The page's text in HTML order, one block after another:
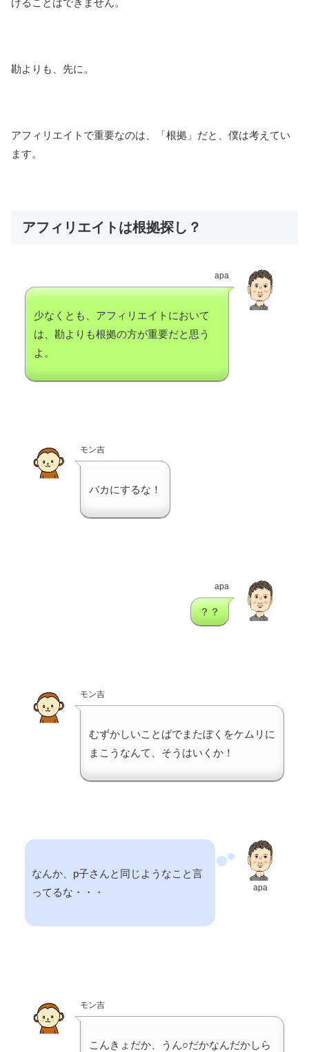
けることはできません。
勘よりも、先に。
アフィリエイトで重要なのは、「根拠」だと、僕は考えてい
ます。
アフィリエイトは根拠探し？
apa
少なくとも、アフィリエイトにおいて
は、勘よりも根拠の方が重要だと思う
よ。
モン吉
バカにするな！
apa
？？
モン吉
むずかしいことばでまたぼくをケムリに
まこうなんて、そうはいくか！
apa
なんか、p子さんと同じようなこと言
ってるな・・・
モン吉
こんきょだか、うん○だかなんだかしら